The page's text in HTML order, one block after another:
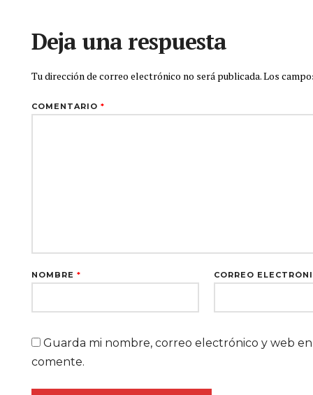
Deja una respuesta
Tu dirección de correo electrónico no será publicada.Los
COMENTARIO *
NOMBRE * CORREO
Guarda mi nombre, correo electrónico y web
comente.